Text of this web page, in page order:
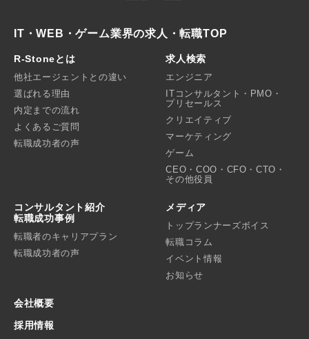
IT・WEB・ゲーム業界の求人・転職TOP
R-Stoneとは
他社エージェントとの違い
選ばれる理由
内定までの流れ
よくあるご質問
転職成功者の声
求人検索
エンジニア
ITコンサルタント・PMO・
プリセールス
クリエイティブ
マーケティング
ゲーム
CEO・COO・CFO・CTO・
その他役員
コンサルタント紹介
転職成功事例
転職者のキャリアプラン
転職成功者の声
メディア
トップランナーズボイス
転職コラム
イベント情報
お知らせ
会社概要
採用情報